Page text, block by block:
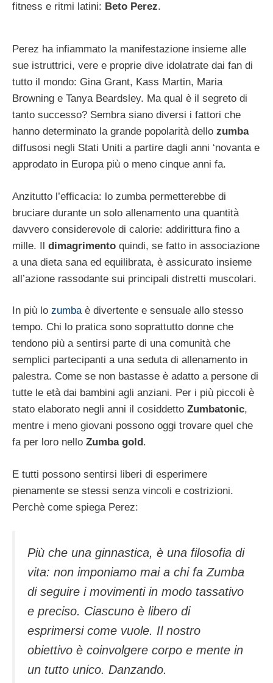
fitness e ritmi latini: Beto Perez.
Perez ha infiammato la manifestazione insieme alle
sue istruttrici, vere e proprie dive idolatrate dai fan di
tutto il mondo: Gina Grant, Kass Martin, Maria
Browning e Tanya Beardsley. Ma qual è il segreto di
tanto successo? Sembra siano diversi i fattori che
hanno determinato la grande popolarità dello zumba
diffusosi negli Stati Uniti a partire dagli anni ‘novanta e
approdato in Europa più o meno cinque anni fa.
Anzitutto l’efficacia: lo zumba permetterebbe di
bruciare durante un solo allenamento una quantità
davvero considerevole di calorie: addirittura fino a
mille. Il dimagrimento quindi, se fatto in associazione
a una dieta sana ed equilibrata, è assicurato insieme
all’azione rassodante sui principali distretti muscolari.
In più lo zumbaè divertente e sensuale allo stesso
tempo. Chi lo pratica sono soprattutto donne che
tendono più a sentirsi parte di una comunità che
semplici partecipanti a una seduta di allenamento in
palestra. Come se non bastasse è adatto a persone di
tutte le età dai bambini agli anziani. Per i più piccoli è
stato elaborato negli anni il cosiddetto Zumbatonic,
mentre i meno giovani possono oggi trovare quel che
fa per loro nello Zumba gold .
E tutti possono sentirsi liberi di esperimere
pienamente se stessi senza vincoli e costrizioni.
Perchè come spiega Perez:
Più che una ginnastica, è una filosofia di
vita: non imponiamo mai a chi fa Zumba
di seguire i movimenti in modo tassativo
e preciso. Ciascuno è libero di
esprimersi come vuole. Il nostro
obiettivo è coinvolgere corpo e mente in
un tutto unico. Danzando.